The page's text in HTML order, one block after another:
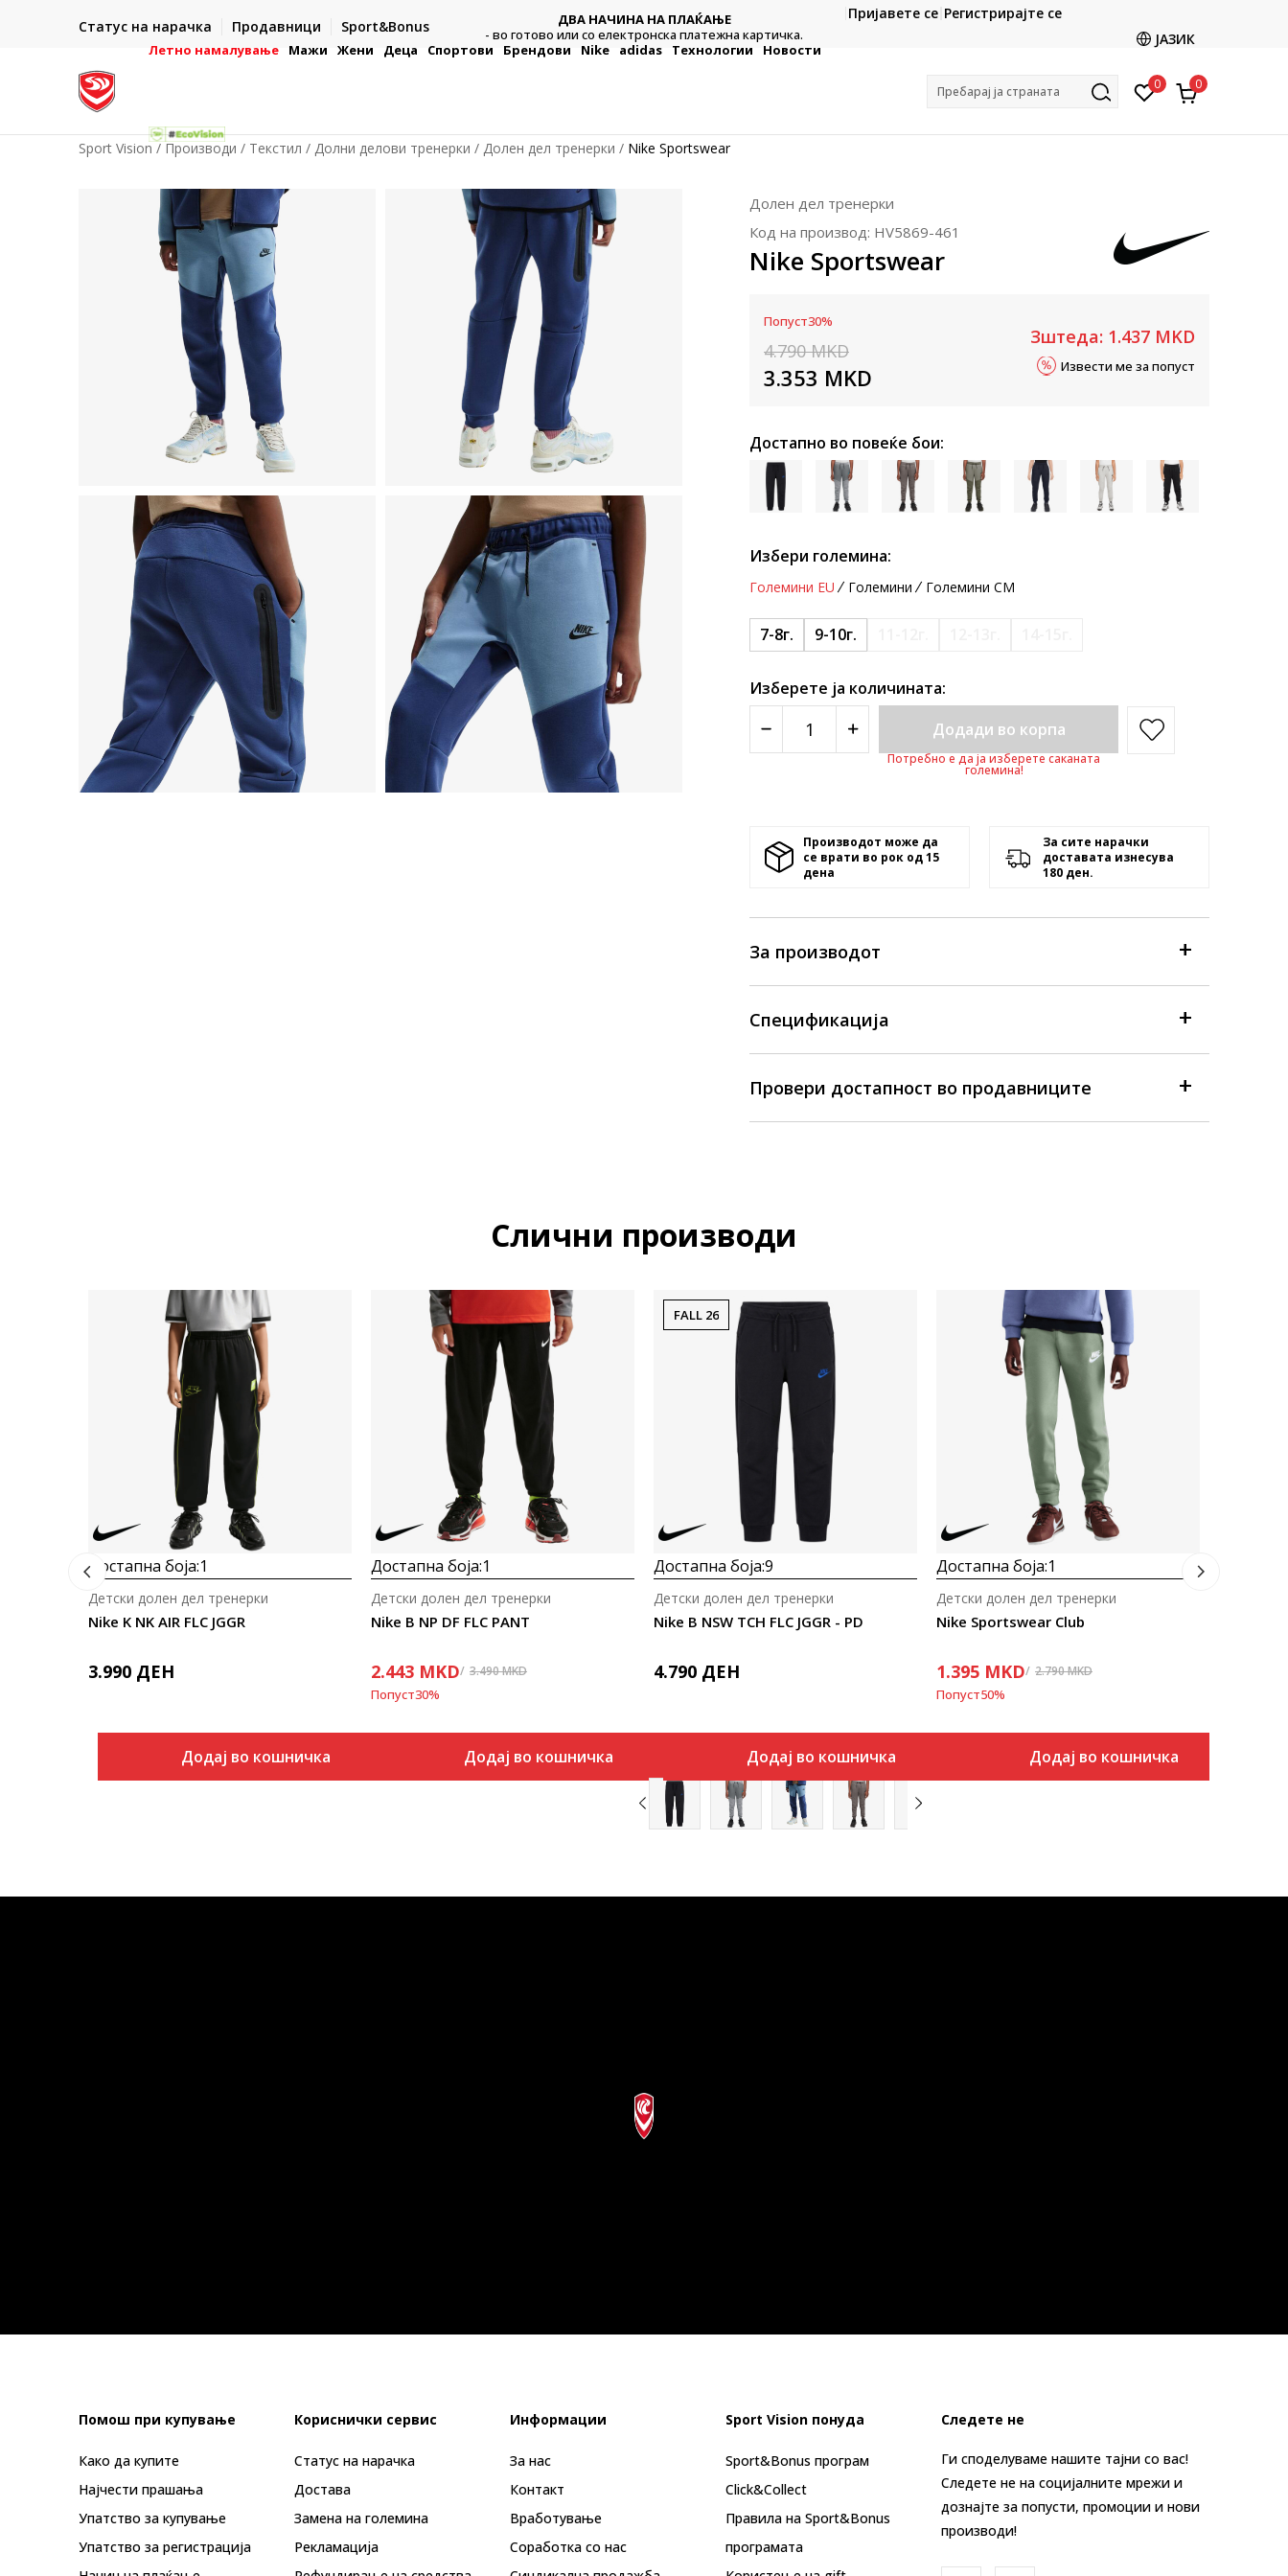
Статус на нарачка Продавници Sport&Bonus
- на сите нарачки во готово или со електронска платежна
ДВА НАЧИНА НА ПЛАЌАЊЕ
- во готово или со електронска платежна картичка.
CLICK & COLLECT
Платете со картичка online и подигнете во продавницата
Пријавете се Регистрирајте се
ЈАЗИК
Летно намалување Мажи Жени Деца Спортови Брендови Nike adidas Технологии Новости
Пребарај ја страната 0 0
Sport Vision Производи Текстил Долни делови тренерки Долен дел тренерки Nike Sportswear
Долен дел тренерки
Код на производ: HV5869-461
Nike Sportswear
Попуст30%
4.790 MKD
3.353 MKD
Зштеда: 1.437 MKD
Извести ме за попуст
Достапно во повеќе бои:
Избери големина:
Големини EU Големини Големини CM
7-8г. 9-10г.
Изберете ја количината:
Додади во корпа
Потребно е да ја изберете саканата
големина!
Производот може да
се врати во рок од 15
денa
За сите нарачки
доставата изнесува
180 ден.
За производот
Спецификација
Провери достапност во продавниците
Слични производи
Достапна боја:1
Nike K NK AIR FLC JGGR
Детски долен дел тренерки
3.990 ДЕН
Додај во кошничка
Достапна боја:1
Nike B NP DF FLC PANT
Детски долен дел тренерки
2.443 MKD 3.490MKD
Попуст30%
Додај во кошничка
FALL 26
Достапна боја:9
Nike B NSW TCH FLC JGGR - PD
Детски долен дел тренерки
4.790 ДЕН
Додај во кошничка
Достапна боја:1
Nike Sportswear Club
Детски долен дел тренерки
1.395 MKD 2.790MKD
Попуст50%
Додај во кошничка
Помош при купување
Како да купите
Најчести прашања
Упатство за купување
Упатство за регистрација
Кориснички сервис
Статус на нарачка
Достава
Замена на големина
Рекламациja
Информации
За нас
Контакт
Вработување
Соработка со нас
Sport Vision понуда
Sport&Bonus програм
Click&Collect
Правила на Sport&Bonus
програмата
Следете не
Ги споделуваме нашите тајни со вас!
Следете не на социјалните мрежи и
дознајте за попусти, промоции и нови
производи!